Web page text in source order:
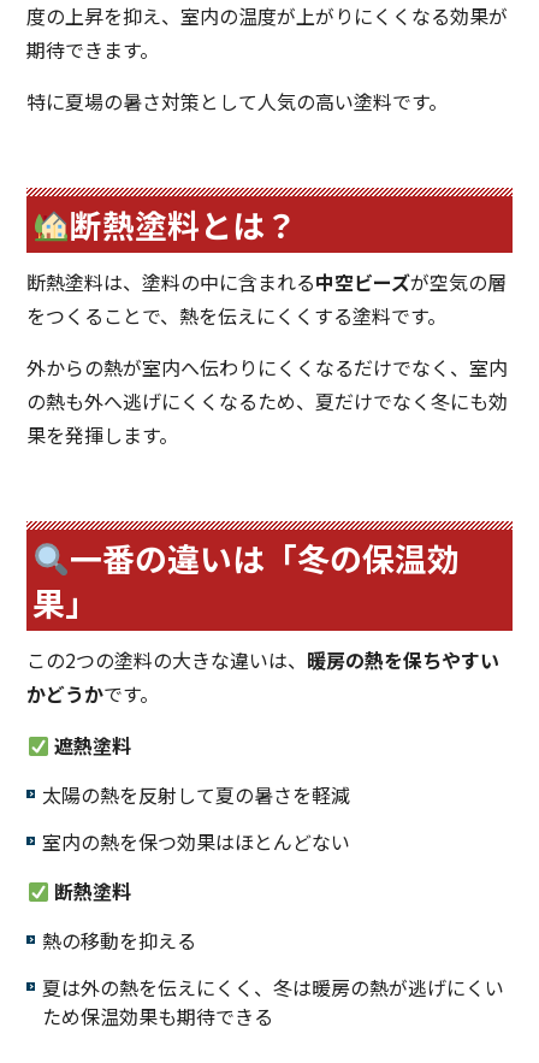
度の上昇を抑え、室内の温度が上がりにくくなる効果が
期待できます。
特に夏場の暑さ対策として人気の高い塗料です。
断熱塗料とは？
断熱塗料は、塗料の中に含まれる中空ビーズが空気の層
をつくることで、熱を伝えにくくする塗料です。
外からの熱が室内へ伝わりにくくなるだけでなく、室内
の熱も外へ逃げにくくなるため、夏だけでなく冬にも効
果を発揮します。
一番の違いは「冬の保温効
果」
この2つの塗料の大きな違いは、 暖房の熱を保ちやすい
かどうかです。
遮熱塗料
太陽の熱を反射して夏の暑さを軽減
室内の熱を保つ効果はほとんどない
断熱塗料
熱の移動を抑える
夏は外の熱を伝えにくく、冬は暖房の熱が逃げにくい
ため保温効果も期待できる